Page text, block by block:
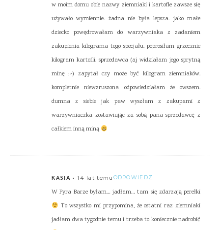
w moim domu obie nazwy ziemniaki i kartofle zawsze się
używało wymiennie. żadna nie była lepsza. jako małe
dziecko powędrowałam do warzywniaka z zadaniem
zakupienia kilograma tego specjału. poprosiłam grzecznie
kilogram kartofli. sprzedawca (aj widziałam jego sprytną
minę ;>) zapytał czy może być kilogram ziemniaków.
kompletnie niewzruszona odpowiedziałam że owszem.
dumna z siebie jak paw wyszłam z zakupami z
warzywniaczka zostawiając za sobą pana sprzedawcę z
całkiem inną miną
KASIA 14 lat temu ODPOWIEDZ
W Pyra Barze byłam… jadłam… tam się zdarzają perełki
To wszystko mi przypomina, że ostatni raz ziemniaki
jadłam dwa tygodnie temu i trzeba to koniecznie nadrobić